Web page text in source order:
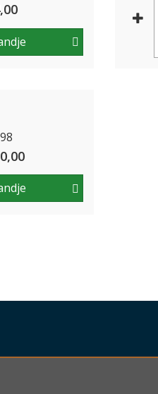
iPhone 17 Pro Max en